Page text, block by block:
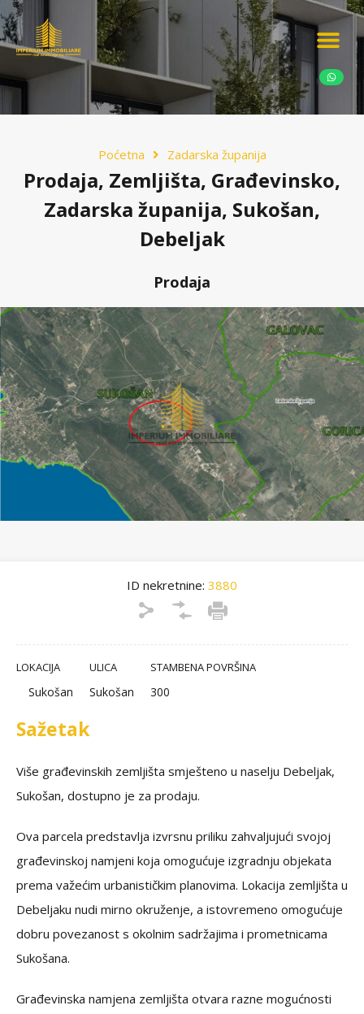
Poćetna Zadarska županija
Prodaja, Zemljišta, Građevinsko,
Zadarska županija, Sukošan,
Debeljak
Prodaja
ID nekretnine: 3880
LOKACIJA
Sukošan
ULICA
Sukošan
STAMBENA POVRŠINA
300
Sažetak
Više građevinskih zemljišta smješteno u naselju Debeljak,
Sukošan, dostupno je za prodaju.
Ova parcela predstavlja izvrsnu priliku zahvaljujući svojoj
građevinskoj namjeni koja omogućuje izgradnju objekata
prema važećim urbanističkim planovima. Lokacija zemljišta u
Debeljaku nudi mirno okruženje, a istovremeno omogućuje
dobru povezanost s okolnim sadržajima i prometnicama
Sukošana.
Građevinska namjena zemljišta otvara razne mogućnosti